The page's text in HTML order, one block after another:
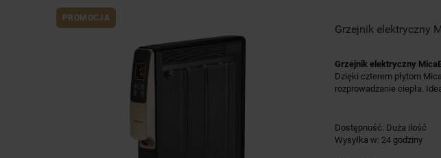
Grzejnik elektryczny
Grzejnik elektryczny
Dzięki czterem płytom
rozprowadzanie ciepła.
Dostępność: Duża ilość
Wysyłka w: 24 godziny
PROMOCJA